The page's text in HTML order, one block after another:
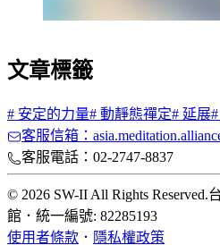
文章標籤
# 安定的力量# 動靜態禪定# 延展#
客服信箱：
客服電話：02-2747-8837
© 2026 SW-II All Rights Reserved.
館 ． 統一編號: 82285193
使用者條款 ． 隱私權政策